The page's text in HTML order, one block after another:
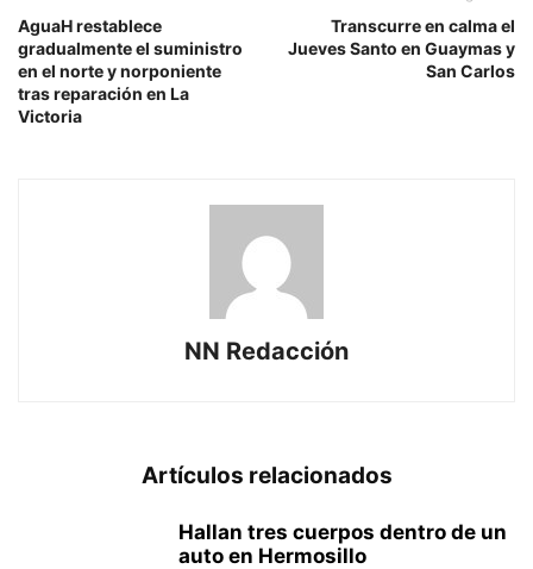
AguaH restablece
gradualmente el suministro
en el norte y norponiente
tras reparación en La
Victoria
Transcurre en calma el
Jueves Santo en Guaymas y
San Carlos
NN Redacción
Artículos relacionados
Hallan tres cuerpos dentro de un
auto en Hermosillo